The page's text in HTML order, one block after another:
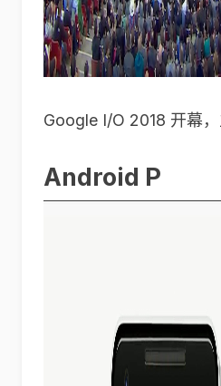
Google I/O 2018 开幕，
Android P